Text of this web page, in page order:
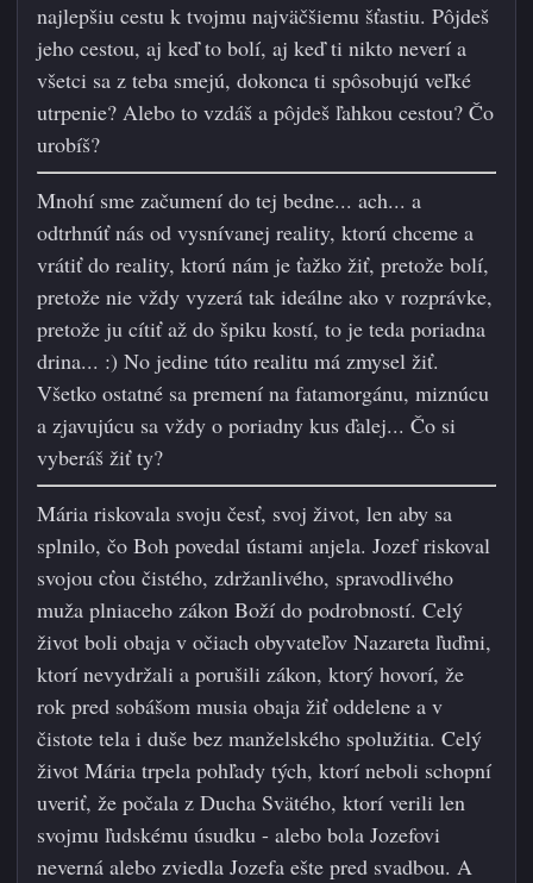
najlepšiu cestu k tvojmu najväčšiemu šťastiu. Pôjdeš
jeho cestou, aj keď to bolí, aj keď ti nikto neverí a
všetci sa z teba smejú, dokonca ti spôsobujú veľké
utrpenie? Alebo to vzdáš a pôjdeš ľahkou cestou? Čo
urobíš?
Mnohí sme začumení do tej bedne... ach... a
odtrhnúť nás od vysnívanej reality, ktorú chceme a
vrátiť do reality, ktorú nám je ťažko žiť, pretože bolí,
pretože nie vždy vyzerá tak ideálne ako v rozprávke,
pretože ju cítiť až do špiku kostí, to je teda poriadna
drina... :) No jedine túto realitu má zmysel žiť.
Všetko ostatné sa premení na fatamorgánu, miznúcu
a zjavujúcu sa vždy o poriadny kus ďalej... Čo si
vyberáš žiť ty?
Mária riskovala svoju česť, svoj život, len aby sa
splnilo, čo Boh povedal ústami anjela. Jozef riskoval
svojou cťou čistého, zdržanlivého, spravodlivého
muža plniaceho zákon Boží do podrobností. Celý
život boli obaja v očiach obyvateľov Nazareta ľuďmi,
ktorí nevydržali a porušili zákon, ktorý hovorí, že
rok pred sobášom musia obaja žiť oddelene a v
čistote tela i duše bez manželského spolužitia. Celý
život Mária trpela pohľady tých, ktorí neboli schopní
uveriť, že počala z Ducha Svätého, ktorí verili len
svojmu ľudskému úsudku - alebo bola Jozefovi
neverná alebo zviedla Jozefa ešte pred svadbou. A